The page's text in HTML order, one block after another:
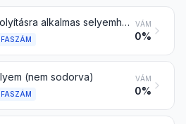
Legombolyításra alkalmas selyemhernyógubó VÁM
0%
(nem sodorva) VÁM
0%